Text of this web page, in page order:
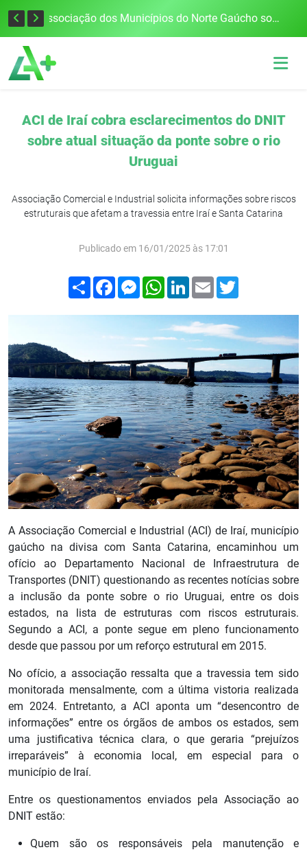
Defesa Civil alerta para risco de tornado e tempestades severas no RS entre esta quinta e sexta-feira Associação dos Municípios do Norte Gaúcho solicita R$ 8 milhões ao Governo do Estado para reparações climáticas
ACI de Iraí cobra esclarecimentos do DNIT
sobre atual situação da ponte sobre o rio
Uruguai
Associação Comercial e Industrial solicita informações sobre riscos
estruturais que afetam a travessia entre Iraí e Santa Catarina
Publicado em 16/01/2025 às 17:01
Compartilhar
FacebookMessenger
WhatsApp
LinkedIn
Email
A Associação Comercial e Industrial (ACI) de Iraí, município
gaúcho na divisa com Santa Catarina, encaminhou um
ofício ao Departamento Nacional de Infraestrutura de
Transportes (DNIT) questionando as recentes notícias sobre
a inclusão da ponte sobre o rio Uruguai, entre os dois
estados, na lista de estruturas com riscos estruturais.
Segundo a ACI, a ponte segue em pleno funcionamento
desde que passou por um reforço estrutural em 2015.
No ofício, a associação ressalta que a travessia tem sido
monitorada mensalmente, com a última vistoria realizada
em 2024. Entretanto, a ACI aponta um “desencontro de
informações” entre os órgãos de ambos os estados, sem
uma justificativa técnica clara, o que geraria “prejuízos
irreparáveis” à economia local, em especial para o
município de Iraí.
Entre os questionamentos enviados pela Associação ao
DNIT estão:
Quem são os responsáveis pela manutenção e